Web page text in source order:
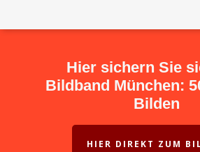
Hier sichern Sie
Bildband München:
Bilden
HIER DIREKT ZUM